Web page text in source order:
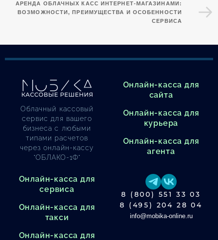
АРЕНДА ОБЛАЧНЫХ КАСС ИНТЕРНЕТ-МАГАЗИНАМИ:
ВОЗМОЖНОСТИ, ПРЕИМУЩЕСТВА И ОСОБЕННОСТИ
СЕРВИСА
Облачный кассовый
сервис для вашего
бизнеса с любыми
типами расчетов
через онлайн-кассу
"ОБЛАКО-1Ф"
Онлайн-касса для
сайта
Онлайн-касса для
курьера
Онлайн-касса для
агента
Онлайн-касса для
сервиса
Онлайн-касса для
такси
Онлайн-касса для
8 (800) 551 33 03
8 (495) 204 28 04
info@mobika-online.ru